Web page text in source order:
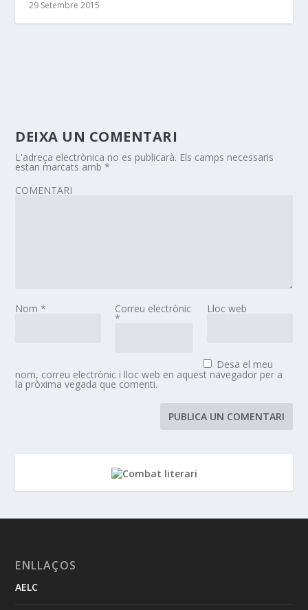
29 Setembre 2015
DEIXA UN COMENTARI
L'adreça electrònica no es publicarà. Els camps necessaris
estan marcats amb*
COMENTARI
Nom* Correu electrònic
*
Lloc web
Desa el meu
nom, correu electrònic i lloc web en aquest navegador per a
la pròxima vegada que comenti.
ENLLAÇOS
AELC